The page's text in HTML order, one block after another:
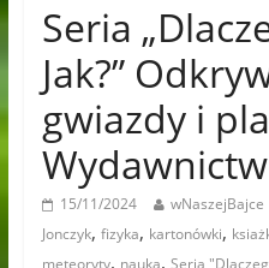
Seria
Jak?”
gwiazdy i
15/11/2024 wNaszejBajce
Jonczyk, fizyka, kartonówki,
meteoryty, nauka, Seria